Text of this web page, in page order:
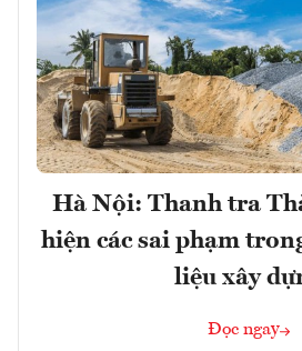
Hà Nội: Thanh tra
hiện các sai phạm
liệu xây
Đọc ngay